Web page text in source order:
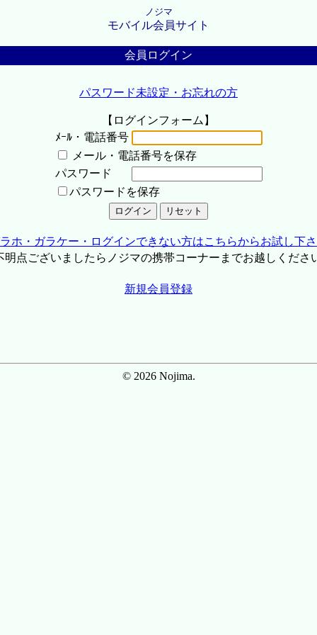
ノジマ
モバイル会員サイト
会員ログイン
パスワード未設定・お忘れの方
【ログインフォーム】
ﾒｰﾙ・電話番号
メール・電話番号を保存
パスワード
パスワードを保存
ホ・ガラケー・ログインできない方はこちらからお試し下
点ございましたらノジマの携帯コーナーまでお越しくださ
新規会員登録
© 2026 Nojima.